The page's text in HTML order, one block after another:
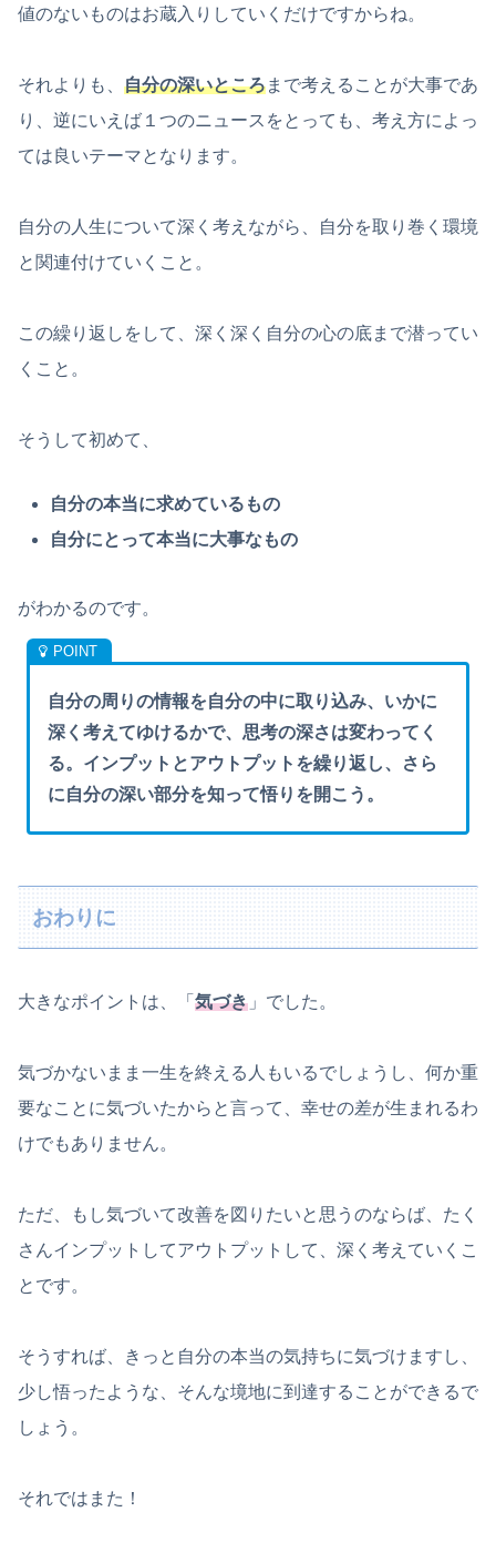
値のないものはお蔵入りしていくだけですからね。
それよりも、 自分の深いところまで考えることが大事であ
り、逆にいえば１つのニュースをとっても、考え方によっ
ては良いテーマとなります。
自分の人生について深く考えながら、自分を取り巻く環境
と関連付けていくこと。
この繰り返しをして、深く深く自分の心の底まで潜ってい
くこと。
そうして初めて、
自分の本当に求めているもの
自分にとって本当に大事なもの
がわかるのです。
自分の周りの情報を自分の中に取り込み、いかに
深く考えてゆけるかで、思考の深さは変わってく
る。インプットとアウトプットを繰り返し、さら
に自分の深い部分を知って悟りを開こう。
おわりに
大きなポイントは、「 気づき 」でした。
気づかないまま一生を終える人もいるでしょうし、何か重
要なことに気づいたからと言って、幸せの差が生まれるわ
けでもありません。
ただ、もし気づいて改善を図りたいと思うのならば、たく
さんインプットしてアウトプットして、深く考えていくこ
とです。
そうすれば、きっと自分の本当の気持ちに気づけますし、
少し悟ったような、そんな境地に到達することができるで
しょう。
それではまた！